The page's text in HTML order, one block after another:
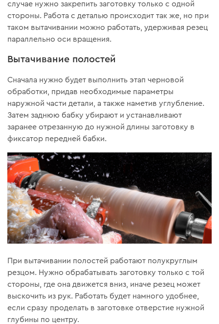
случае нужно закрепить заготовку только с одной
стороны. Работа с деталью происходит так же, но при
таком вытачивании можно работать, удерживая резец
параллельно оси вращения.
Вытачивание полостей
Сначала нужно будет выполнить этап черновой
обработки, придав необходимые параметры
наружной части детали, а также наметив углубление.
Затем заднюю бабку убирают и устанавливают
заранее отрезанную до нужной длины заготовку в
фиксатор передней бабки.
При вытачивании полостей работают полукруглым
резцом. Нужно обрабатывать заготовку только с той
стороны, где она движется вниз, иначе резец может
выскочить из рук. Работать будет намного удобнее,
если сразу проделать в заготовке отверстие нужной
глубины по центру.